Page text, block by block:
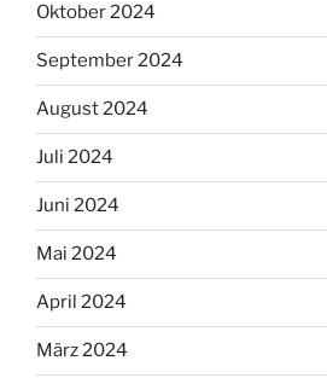
Oktober 2024
September 2024
August 2024
Juli 2024
Juni 2024
Mai 2024
April 2024
März 2024